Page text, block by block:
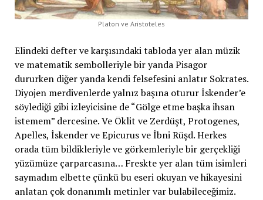
Platon ve Aristoteles
Elindeki defter ve karşısındaki tabloda yer alan müzik
ve matematik sembolleriyle bir yanda Pisagor
dururken diğer yanda kendi felsefesini anlatır Sokrates.
Diyojen merdivenlerde yalnız başına oturur İskender’e
söylediği gibi izleyicisine de “Gölge etme başka ihsan
istemem” dercesine. Ve Öklit ve Zerdüşt, Protogenes,
Apelles, İskender ve Epicurus ve İbni Rüşd. Herkes
orada tüm bildikleriyle ve görkemleriyle bir gerçekliği
yüzümüze çarparcasına… Freskte yer alan tüm isimleri
saymadım elbette çünkü bu eseri okuyan ve hikayesini
anlatan çok donanımlı metinler var bulabileceğimiz.